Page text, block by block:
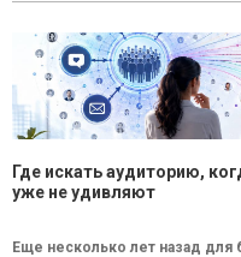
Где искать аудиторию,
уже не удивляют
Еще несколько лет назад для